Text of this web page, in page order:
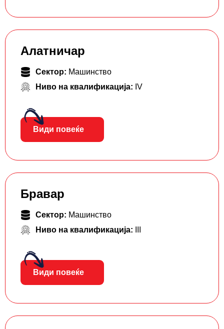
Алатничар
Сектор: Машинство
Ниво на квалификација: IV
Види повеќе
Бравар
Сектор: Машинство
Ниво на квалификација:
Види повеќе